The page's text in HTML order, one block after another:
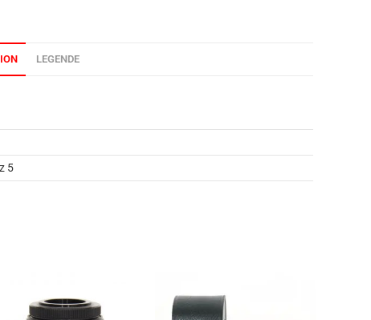
LEGENDE
5